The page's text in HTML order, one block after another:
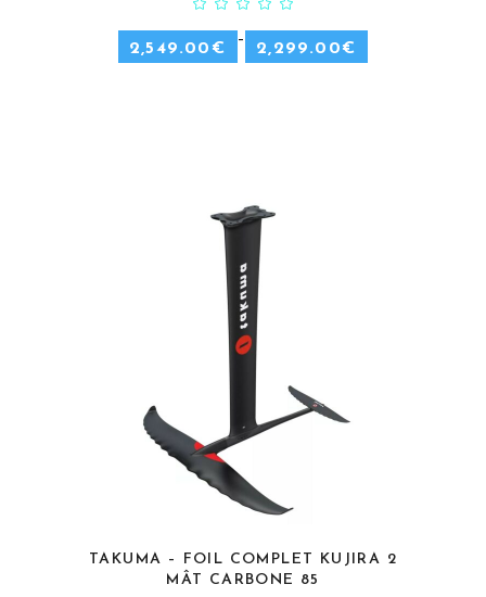
2,299.00€
–
2,549.00 €
CHOIX DES OPTIONS
TAKUMA – FOIL COMPLET KUJIRA 2
MÂT CARBONE 85